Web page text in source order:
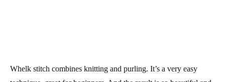
Whelk stitch combines knitting and purling. It’s a very easy